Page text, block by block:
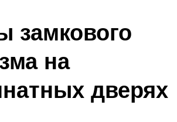
замкового
на
дверях